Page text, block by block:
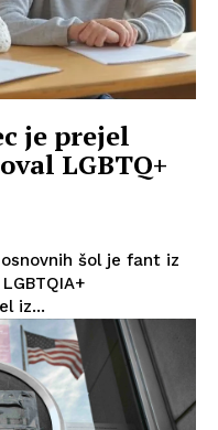
je prejel
LGBTQ+
šol je fant iz
iz...